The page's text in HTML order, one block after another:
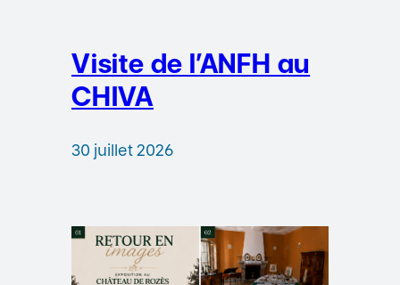
Visite de l’ANFH au
CHIVA
30 juillet 2026